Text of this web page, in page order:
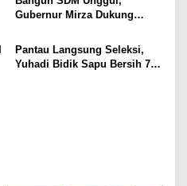
Gubernur Mirza Dukung
bagi Generasi Muda
Lampung
Pantau Langsung Seleksi,
Yuhadi Bidik Sapu Bersih 7